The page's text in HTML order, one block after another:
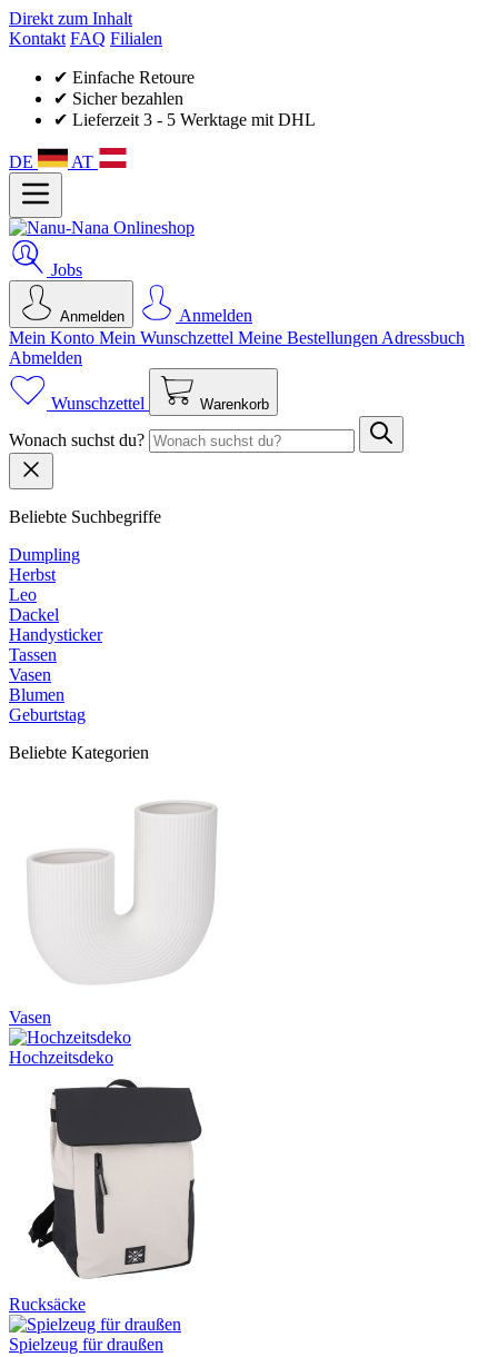
Direkt zum Inhalt
Kontakt FAQ Filialen
✔ Einfache Retoure
✔ Sicher bezahlen
✔ Lieferzeit 3 - 5 Werktage mit DHL
DE AT
Jobs
Anmelden
Anmelden
Mein Konto Mein Wunsch­zettel Meine Bestellungen Adressbuch
Abmelden
Wunschzettel Warenkorb
Wonach suchst du?
Beliebte Suchbegriffe
Dumpling
Herbst
Leo
Dackel
Handysticker
Tassen
Vasen
Blumen
Geburtstag
Beliebte Kategorien
Vasen
Hochzeitsdeko
Rucksäcke
Spielzeug für draußen